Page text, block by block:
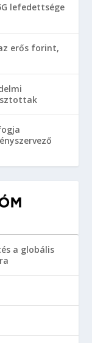
lefedettsége
erős forint,
a globális